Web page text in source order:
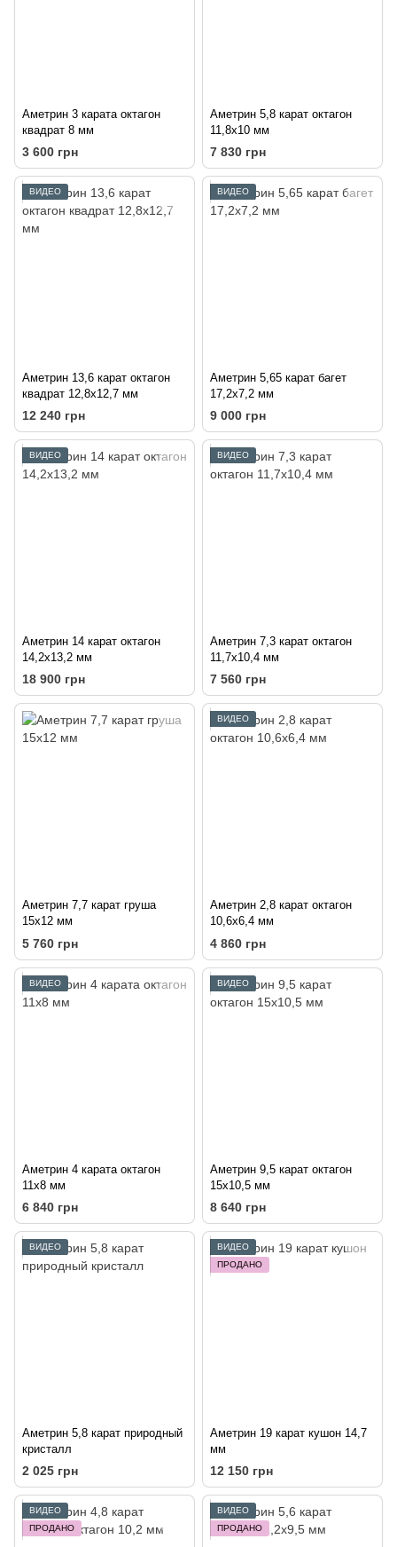
Аметрин 3 карата октагон
квадрат 8 мм
3 600 грн
Аметрин 5,8 карат октагон
11,8х10 мм
7 830 грн
ВИДЕО
Аметрин 13,6 карат октагон
квадрат 12,8х12,7 мм
12 240 грн
ВИДЕО
Аметрин 5,65 карат багет
17,2х7,2 мм
9 000 грн
ВИДЕО
Аметрин 14 карат октагон
14,2х13,2 мм
18 900 грн
ВИДЕО
Аметрин 7,3 карат октагон
11,7х10,4 мм
7 560 грн
Аметрин 7,7 карат груша
15х12 мм
5 760 грн
ВИДЕО
Аметрин 2,8 карат октагон
10,6х6,4 мм
4 860 грн
ВИДЕО
Аметрин 4 карата октагон
11х8 мм
6 840 грн
ВИДЕО
Аметрин 9,5 карат октагон
15х10,5 мм
8 640 грн
ВИДЕО
Аметрин 5,8 карат природный
кристалл
2 025 грн
ВИДЕО
ПРОДАНО
Аметрин 19 карат кушон 14,7
мм
12 150 грн
ВИДЕО
ПРОДАНО
ВИДЕО
ПРОДАНО